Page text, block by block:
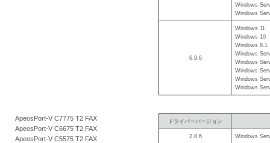
Windows
Windows
6.9.6
Windows 11
Windows 10
Windows 8.1
Windows
Windows
Windows
Windows
Windows
ApeosPort-V C7775 T2 FAX
ApeosPort-V C6675 T2 FAX
ApeosPort-V C5575 T2 FAX
ドライバーバージョン
2.8.6 Windows